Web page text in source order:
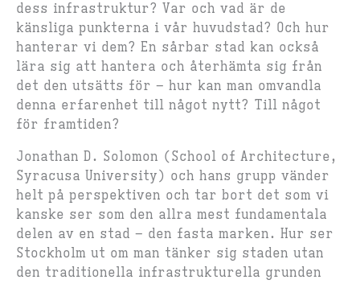
dess infrastruktur? Var och vad är de
känsliga punkterna i vår huvudstad? Och hur
hanterar vi dem? En sårbar stad kan också
lära sig att hantera och återhämta sig från
det den utsätts för – hur kan man omvandla
denna erfarenhet till något nytt? Till något
för framtiden?
Jonathan D. Solomon (School of Architecture,
Syracusa University) och hans grupp vänder
helt på perspektiven och tar bort det som vi
kanske ser som den allra mest fundamentala
delen av en stad – den fasta marken. Hur ser
Stockholm ut om man tänker sig staden utan
den traditionella infrastrukturella grunden